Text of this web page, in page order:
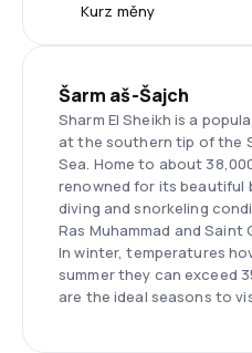
Kurz měny
Šarm aš-Šajch
Sharm El Sheikh is a
at the southern tip of the
Sea. Home to about
renowned for its beautiful
diving and snorkeling
Ras Muhammad and
In winter, temperatures
summer they can exceed
are the ideal seasons to